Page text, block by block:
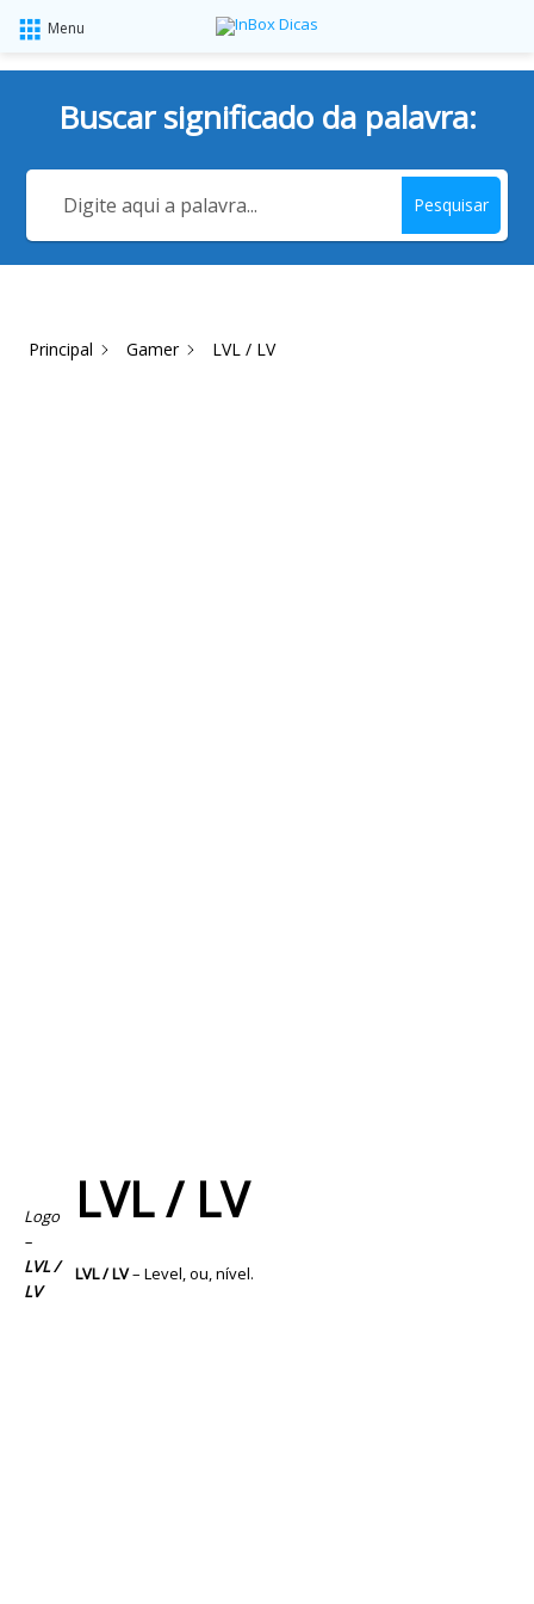
Menu
Buscar significado da palavra:
Pesquisar
Principal Gamer LVL / LV
Logo
–
LVL /
LV
LVL / LV
LVL / LV– Level, ou, nível.